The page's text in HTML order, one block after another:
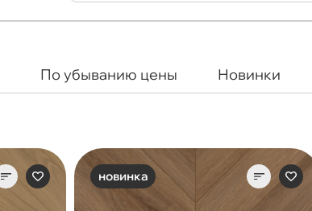
По убыванию цены Новинки
новинка